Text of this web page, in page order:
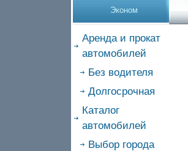
Эконом
Аренда и прокат
автомобилей
Без водителя
Долгосрочная
Каталог
автомобилей
Выбор города